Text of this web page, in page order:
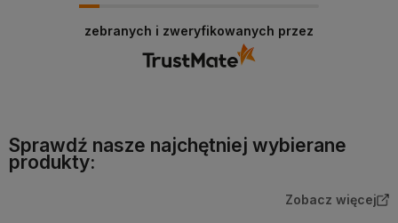
zebranych i zweryfikowanych przez
Sprawdź nasze najchętniej wybierane
produkty:
Zobacz więcej